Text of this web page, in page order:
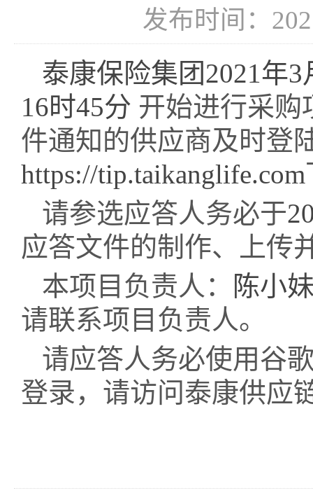
发布时间：
泰康保险集团2021年
16时45分 开始进行采购
件通知的供应商及时登
https://tip.taikanglife.com
请参选应答人务必于
应答文件的制作、上传
本项目负责人：
陈小
请联系项目负责人。
请应答人务必使用谷
登录，请访问泰康供应